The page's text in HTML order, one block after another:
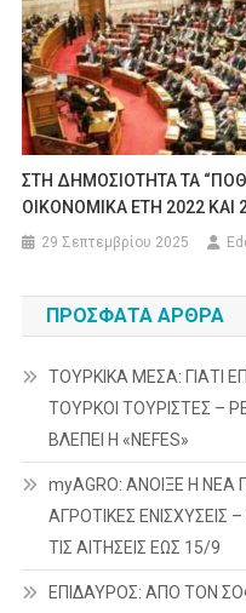
ΣΤΗ ΔΗΜΟΣΙΟΤΗΤΑ ΤΑ
ΟΙΚΟΝΟΜΙΚΑ ΕΤΗ 2022 ΚΑΙ
29 Σεπτεμβρίου 2025
ΠΡΌΣΦΑΤΑ ΆΡΘΡΑ
ΤΟΥΡΚΙΚΑ ΜΕΣΑ: ΓΙΑΤΙ
ΤΟΥΡΚΟΙ ΤΟΥΡΙΣΤΕΣ –
ΒΛΕΠΕΙ Η «NEFES»
myAGRO: ΑΝΟΙΞΕ Η
ΑΓΡΟΤΙΚΕΣ ΕΝΙΣΧΥΣΕΙΣ
ΤΙΣ ΑΙΤΗΣΕΙΣ ΕΩΣ 15/9
ΕΠΙΔΑΥΡΟΣ: ΑΠΟ ΤΟΝ